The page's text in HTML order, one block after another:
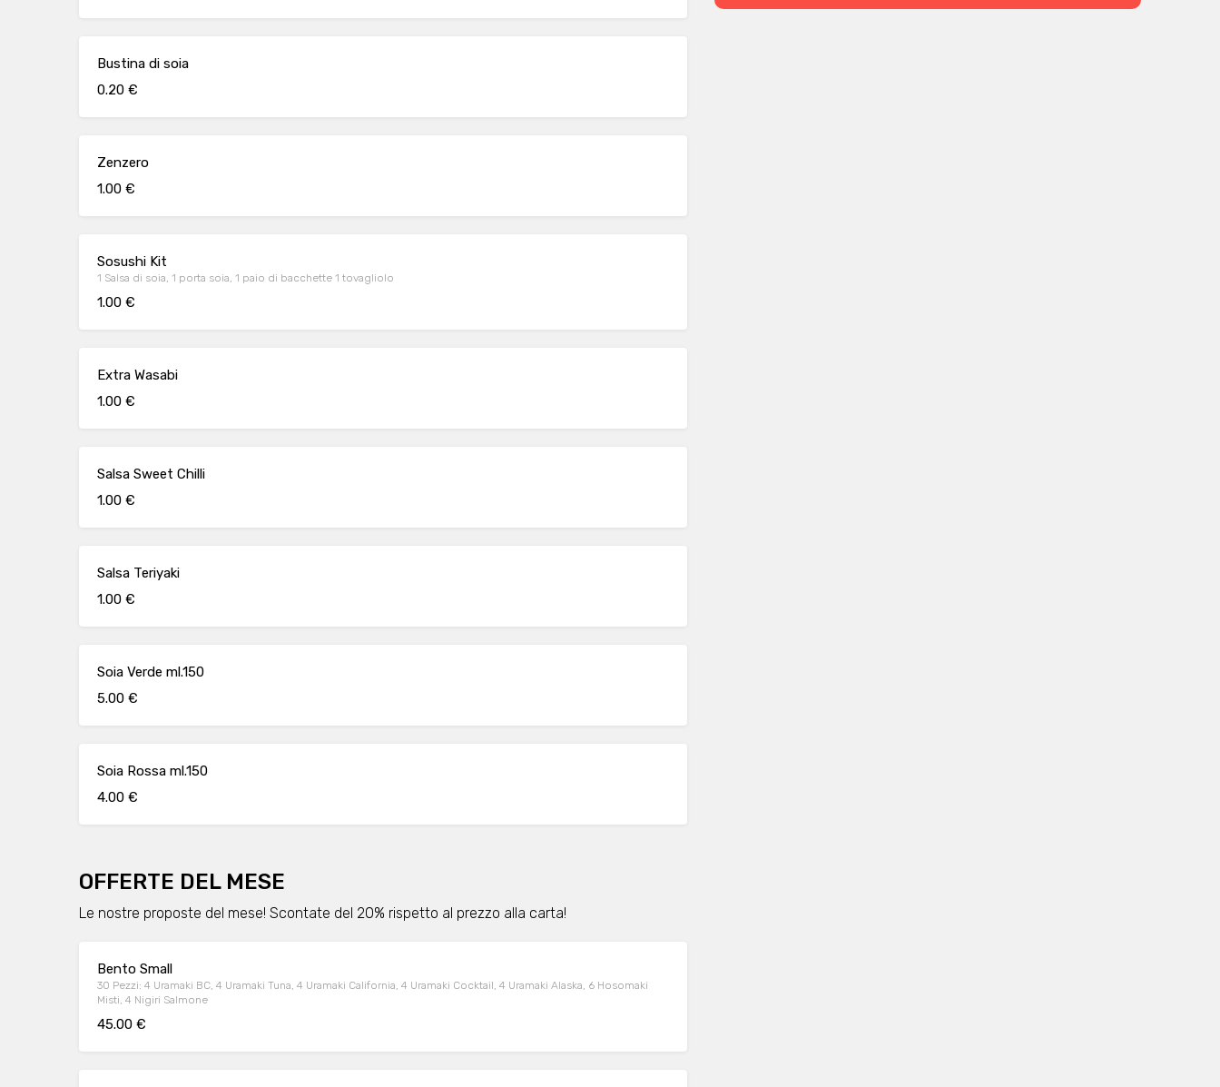
Bustina di soia
0.20 €
Zenzero
1.00 €
Sosushi Kit
1 Salsa di soia, 1 porta soia, 1 paio di bacchette 1 tovagliolo
1.00 €
Extra Wasabi
1.00 €
Salsa Sweet Chilli
1.00 €
Salsa Teriyaki
1.00 €
Soia Verde ml.150
5.00 €
Soia Rossa ml.150
4.00 €
OFFERTE DEL MESE
Le nostre proposte del mese! Scontate del 20% rispetto al prezzo alla carta!
Bento Small
30 Pezzi: 4 Uramaki BC, 4 Uramaki Tuna, 4 Uramaki California, 4 Uramaki Cocktail, 4 Uramaki Alaska, 6 Hosomaki
Misti, 4 Nigiri Salmone
45.00 €